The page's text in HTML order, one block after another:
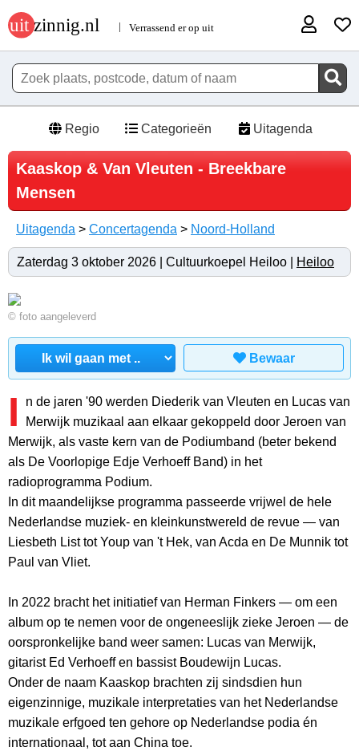
Regio Categorieën Uitagenda
Kaaskop & Van Vleuten - Breekbare
Mensen
Uitagenda > Concertagenda > Noord-Holland
Zaterdag 3 oktober 2026 | Cultuurkoepel Heiloo | Heiloo
© foto aangeleverd
Bewaar
I
n de jaren '90 werden Diederik van Vleuten en Lucas van
Merwijk muzikaal aan elkaar gekoppeld door Jeroen van
Merwijk, als vaste kern van de Podiumband (beter bekend
als De Voorlopige Edje Verhoeff Band) in het
radioprogramma Podium.
In dit maandelijkse programma passeerde vrijwel de hele
Nederlandse muziek- en kleinkunstwereld de revue — van
Liesbeth List tot Youp van 't Hek, van Acda en De Munnik tot
Paul van Vliet.
In 2022 bracht het initiatief van Herman Finkers — om een
album op te nemen voor de ongeneeslijk zieke Jeroen — de
oorspronkelijke band weer samen: Lucas van Merwijk,
gitarist Ed Verhoeff en bassist Boudewijn Lucas.
Onder de naam Kaaskop brachten zij sindsdien hun
eigenzinnige, muzikale interpretaties van het Nederlandse
muzikale erfgoed ten gehore op Nederlandse podia én
internationaal, tot aan China toe.